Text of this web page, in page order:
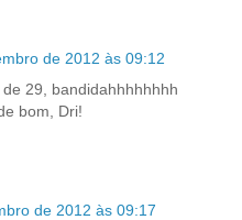
de 2012 às 09:12
29, bandidahhhhhhhh
bom, Dri!
de 2012 às 09:17